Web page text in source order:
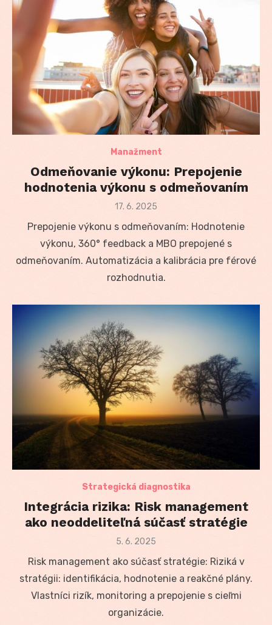
Manažment
Odmeňovanie výkonu: Prepojenie
hodnotenia výkonu s odmeňovaním
Posted
17. 6. 2025
Prepojenie výkonu s odmeňovaním: Hodnotenie
výkonu, 360° feedback a MBO prepojené s
odmeňovaním. Automatizácia a kalibrácia pre férové
rozhodnutia.
Strategická diagnostika
Integrácia rizika: Risk management
ako neoddeliteľná súčasť stratégie
Posted
5. 6. 2025
Risk management ako súčasť stratégie: Riziká v
stratégii: identifikácia, hodnotenie a reakčné plány.
Vlastníci rizík, monitoring a prepojenie s cieľmi
organizácie.